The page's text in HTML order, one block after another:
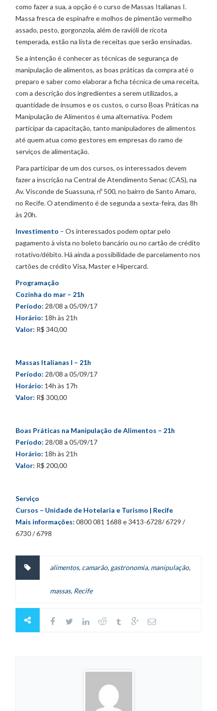
como fazer a sua, a opção é o curso de Massas Italianas I.
Massa fresca de espinafre e molhos de pimentão vermelho
assado, pesto, gorgonzola, além de ravióli de ricota
temperada, estão na lista de receitas que serão ensinadas.
Se a intenção é conhecer as técnicas de segurança de
manipulação de alimentos, as boas práticas da compra até o
preparo e saber como elaborar a ficha técnica de uma receita,
com a descrição dos ingredientes a serem utilizados, a
quantidade de insumos e os custos, o curso Boas Práticas na
Manipulação de Alimentos é uma alternativa. Podem
participar da capacitação, tanto manipuladores de alimentos
até quem atua como gestores em empresas do ramo de
serviços de alimentação.
Para participar de um dos cursos, os interessados devem
fazer a inscrição na Central de Atendimento Senac (CAS), na
Av. Visconde de Suassuna, nº 500, no bairro de Santo Amaro,
no Recife. O atendimento é de segunda a sexta-feira, das 8h
às 20h.
Investimento – Os interessados podem optar pelo
pagamento à vista no boleto bancário ou no cartão de crédito
rotativo/débito. Há ainda a possibilidade de parcelamento nos
cartões de crédito Visa, Master e Hipercard.
Programação
Cozinha do mar – 21h
Período:28/08 a 05/09/17
Horário: 18h às 21h
Valor: R$ 340,00
Massas Italianas I – 21h
Período: 28/08 a 05/09/17
Horário: 14h às 17h
Valor: R$ 300,00
Boas Práticas na Manipulação de Alimentos – 21h
Período: 28/08 a 05/09/17
Horário: 18h às 21h
Valor: R$ 200,00
Serviço
Cursos – Unidade de Hotelaria e Turismo | Recife
Mais informações: 0800 081 1688 e 3413-6728/ 6729 /
6730 / 6798
alimentos, camarão,gastronomia, manipulação,
massas, Recife